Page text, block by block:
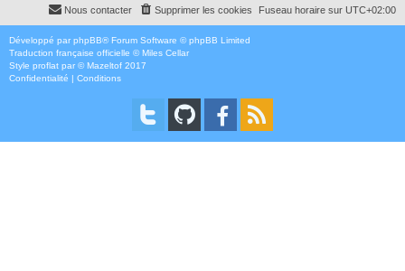
Fuseau horaire sur UTC+02:00
Supprimer les cookies
Nous contacter
Développé par phpBB® Forum Software © phpBB Limited
Traduction française officielle ©Miles Cellar
Style proflat par ©Mazeltof 2017
Confidentialité | Conditions